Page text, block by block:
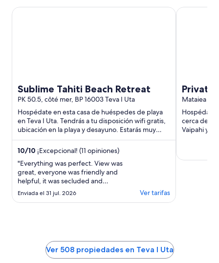
Sublime Tahiti Beach Retreat
PK 50.5, côté mer, BP 16003 Teva I Uta
Hospédate en esta casa de huéspedes de playa
en Teva I Uta. Tendrás a tu disposición wifi gratis,
ubicación en la playa y desayuno. Estarás muy
cerca de atracciones ...
10/10 ¡Excepcional! (11 opiniones)
"Everything was perfect. View was
great, everyone was friendly and
helpful, it was secluded and
peaceful. Hot water is solar powered
so if cloudy could get a little
Enviada el 31 jul. 2026 Ver tarifas
Sublime Tahiti Beach Retreat
Private
Mataiea
Hospédate
cerca de
Vaipahi y
Private
Ver 508 propiedades en Teva I Uta